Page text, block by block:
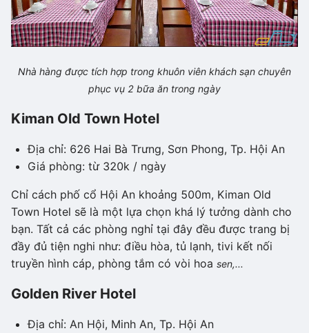
Nhà hàng được tích hợp trong khuôn viên khách sạn chuyên
phục vụ 2 bữa ăn trong ngày
Kiman Old Town Hotel
Địa chỉ: 626 Hai Bà Trưng, Sơn Phong, Tp. Hội An
Giá phòng: từ 320k / ngày
Chỉ cách phố cổ Hội An khoảng 500m, Kiman Old
Town Hotel sẽ là một lựa chọn khá lý tưởng dành cho
bạn. Tất cả các phòng nghỉ tại đây đều được trang bị
đầy đủ tiện nghi như: điều hòa, tủ lạnh, tivi kết nối
truyền hình cáp, phòng tắm có vòi hoa sen,...
Golden River Hotel
Địa chỉ: An Hội, Minh An, Tp. Hội An